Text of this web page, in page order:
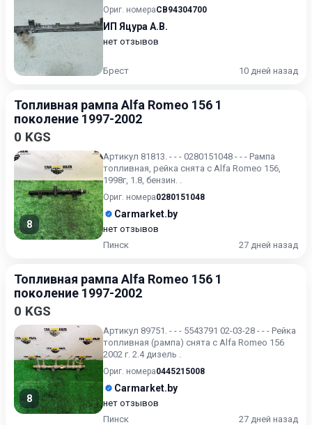
Ориг. номераCB94304700
ИП Яцура А.В.
нет отзывов
Брест 10 дней назад
Топливная рампа Alfa Romeo 156 1
поколение 1997-2002
0 KGS
8
Артикул 81813. - - - 0280151048 - - - Рампа
топливная, рейка снята с Alfa Romeo 156,
1998г, 1.8, бензин. .
Ориг. номера0280151048
Carmarket.by
нет отзывов
Пинск
27 дней назад
Топливная рампа Alfa Romeo 156 1
поколение 1997-2002
0 KGS
8
Артикул 89751. - - - 5543791 02-03-28 - - - Рейка
топливная (рампа) снята с Alfa Romeo 156
2002 г. 2.4 дизель .
Ориг. номера0445215008
Carmarket.by
нет отзывов
Пинск
27 дней назад